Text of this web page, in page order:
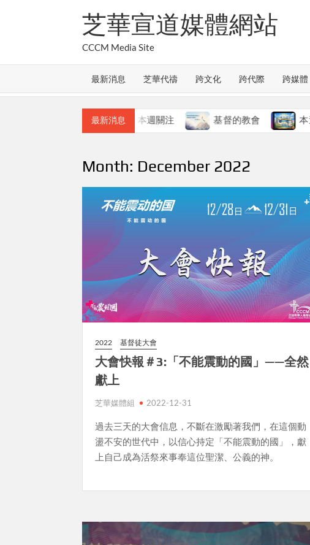
芝華宣道媒體網站
CCCM Media Site
最新消息 芝華代禱 跨文化 跨代際 跨媒體
最新消息
本週關注 基督的教會 本週關注
Month: December 2022
2022 基督徒大會
大會快報＃3:「不能震動的國」——全然
獻上
芝華媒體組 2022-12-31
過去三天的大會信息，不斷在激勵著我們，在這個動
盪不安的世代中，以信心持定「不能震動的國」，獻
上自己成為活祭來事奉這位聖潔、公義的神。